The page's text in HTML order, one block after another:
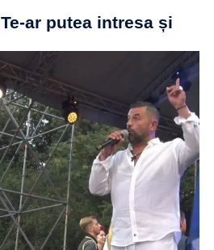
Te-ar putea intresa și